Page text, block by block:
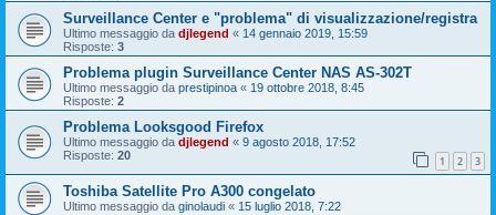
Surveillance Center e "problema" di visualizzazione/registra
Ultimo messaggio da djlegend « 14 gennaio 2019, 15:59
Risposte: 3
Problema plugin Surveillance Center NAS AS-302T
Ultimo messaggio da prestipinoa « 19 ottobre 2018, 8:45
Risposte: 2
Problema Looksgood Firefox
Ultimo messaggio da djlegend « 9 agosto 2018, 17:52
Risposte: 20 1 2 3
Toshiba Satellite Pro A300 congelato
Ultimo messaggio da ginolaudi « 15 luglio 2018, 7:22